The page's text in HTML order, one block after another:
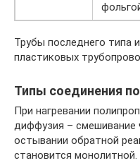
Трубы последнего типа
пластиковых
Типы соединения
При нагревании
диффузия – смешивание
остывании обратной
становится